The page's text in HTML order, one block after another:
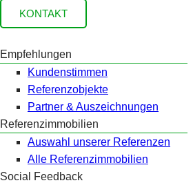
KONTAKT
Empfehlungen
Kundenstimmen
Referenzobjekte
Partner & Auszeichnungen
Referenzimmobilien
Auswahl unserer Referenzen
Alle Referenzimmobilien
Social Feedback